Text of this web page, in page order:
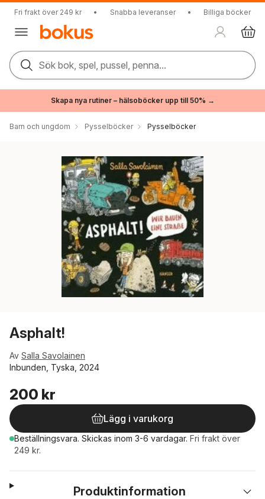
Fri frakt över 249 kr • Snabba leveranser • Billiga böcker
Sök bok, spel, pussel, penna...
Skapa nya rutiner – hälsoböcker upp till 50% →
Barn och ungdom Pysselböcker Pysselböcker
Asphalt!
Av Salla Savolainen
Inbunden, Tyska, 2024
200 kr
Lägg i varukorg
Beställningsvara. Skickas inom 3-6 vardagar. Fri frakt över
249 kr.
Produktinformation